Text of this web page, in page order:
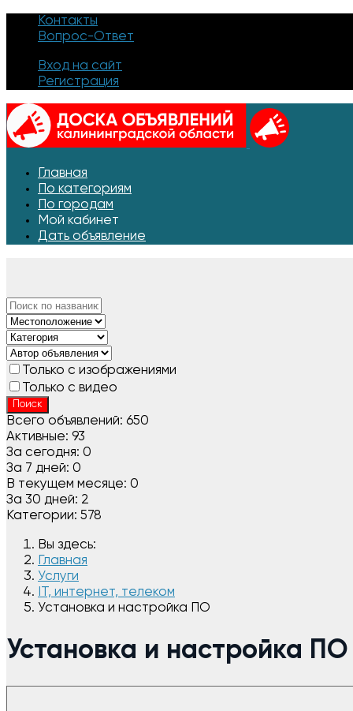
Контакты
Вопрос-Ответ
Вход на сайт
Регистрация
Главная
По категориям
По городам
Мой кабинет
Дать объявление
Только с изображениями
Только с видео
Поиск
Всего объявлений: 650
Активные: 93
За сегодня: 0
За 7 дней: 0
В текущем месяце: 0
За 30 дней: 2
Категории: 578
Вы здесь:
Главная
Услуги
IT, интернет, телеком
Установка и настройка ПО
Установка и настройка ПО